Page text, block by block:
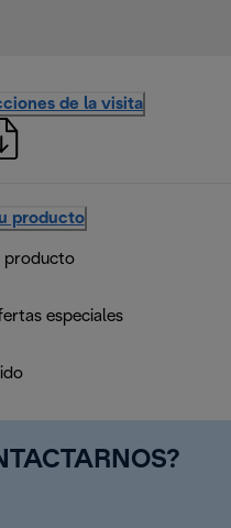
de la visita
producto
producto
especiales